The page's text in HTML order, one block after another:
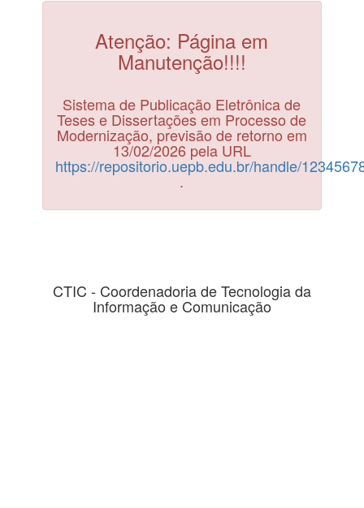
Atenção: Página em
Manutenção!!!!
Sistema de Publicação Eletrônica de
Teses e Dissertações em Processo de
Modernização, previsão de retorno em
13/02/2026 pela URL
https://repositorio.uepb.edu.br/handle/
.
CTIC - Coordenadoria de Tecnologia da
Informação e Comunicação